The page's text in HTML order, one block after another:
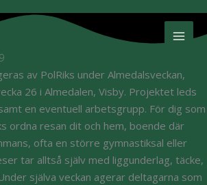
av PolRiks under Almedalsveckan,
26 i Almedalen, Visby. Projektet leds
en eventuell arbetsgrupp. För dig som
ordna resan dit och hem, boende där
ofta en större gymnastiksal eller
tar alltså själv med liggunderlag, täcke,
själva veckan agerar deltagarna som